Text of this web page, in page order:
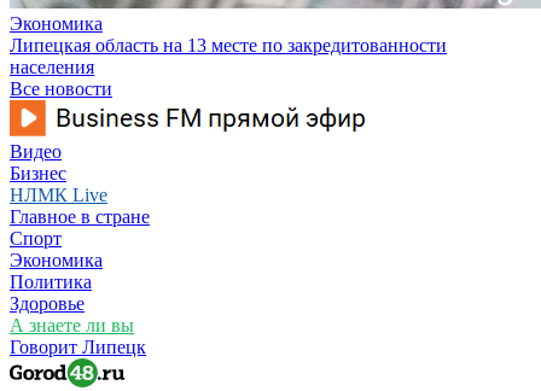
Экономика
Липецкая область на 13 месте по закредитованности
населения
Все новости
Видео
Бизнес
НЛМК Live
Главное в стране
Спорт
Экономика
Политика
Здоровье
А знаете ли вы
Говорит Липецк